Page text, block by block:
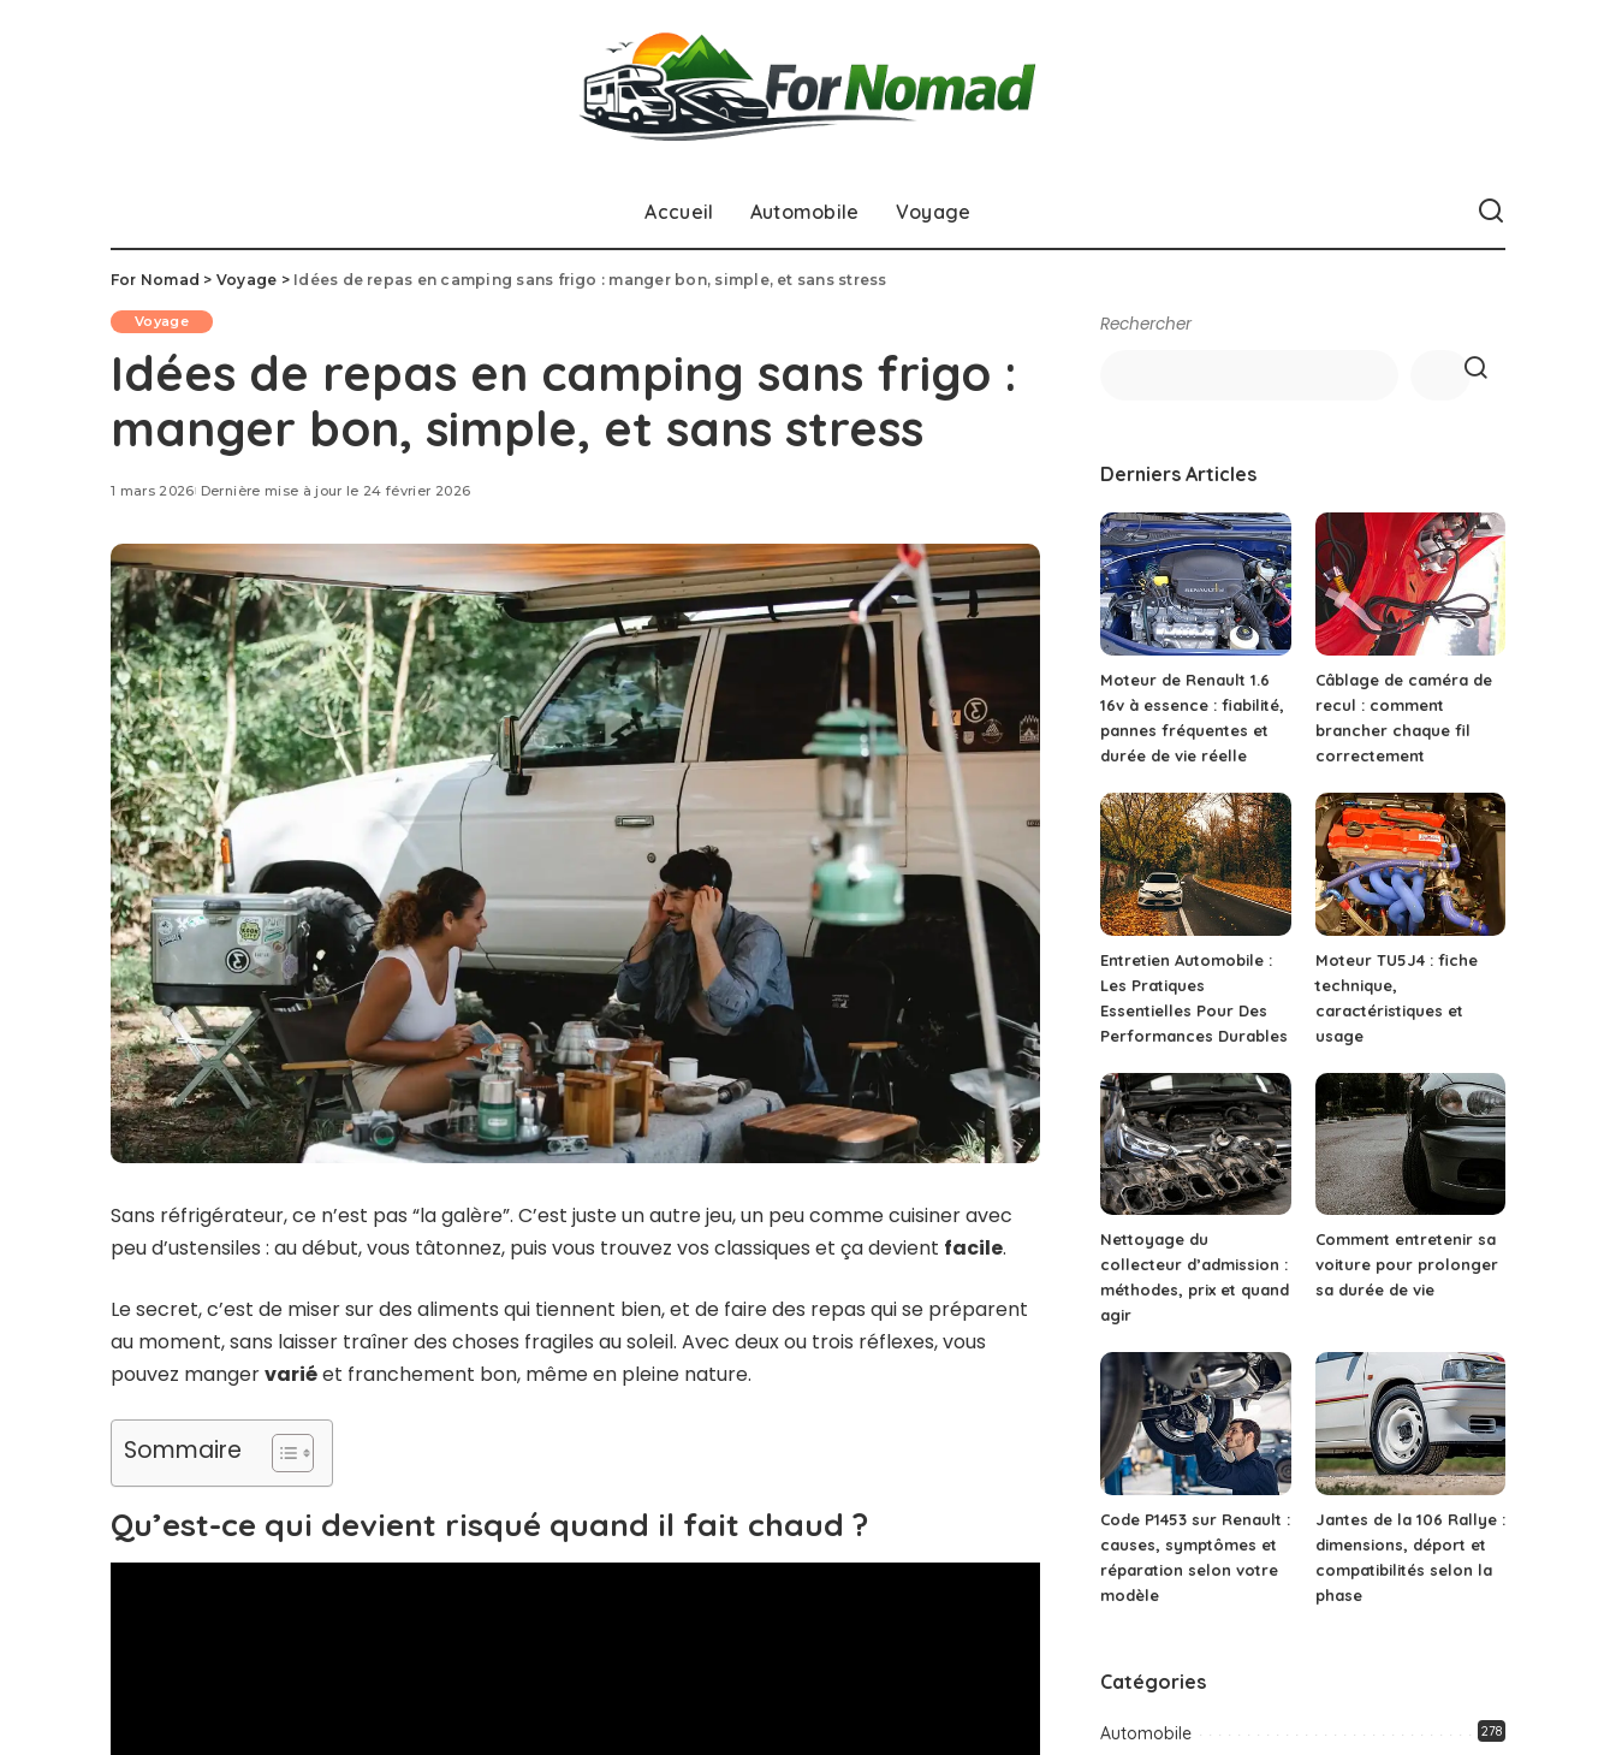
Accueil Automobile Voyage
For Nomad > Voyage > Idées de repas en camping sans frigo : manger bon, simple, et sans stress
Voyage
Idées de repas en camping sans frigo :
manger bon, simple, et sans stress
1 mars 2026 Dernière mise à jour le 24 février 2026
Sans réfrigérateur, ce n’est pas “la galère”. C’est juste un autre jeu, un peu comme cuisiner avec
peu d’ustensiles : au début, vous tâtonnez, puis vous trouvez vos classiques et ça devient facile.
Le secret, c’est de miser sur des aliments qui tiennent bien, et de faire des repas qui se préparent
au moment, sans laisser traîner des choses fragiles au soleil. Avec deux ou trois réflexes, vous
pouvez mangervariéet franchement bon, même en pleine nature.
Sommaire
Qu’est-ce qui devient risqué quand il fait chaud ?
Rechercher
Derniers Articles
Moteur de Renault 1.6
16v à essence : fiabilité,
pannes fréquentes et
durée de vie réelle
Câblage de caméra de
recul : comment
brancher chaque fil
correctement
Entretien Automobile :
Les Pratiques
Essentielles Pour Des
Performances Durables
Moteur TU5J4 : fiche
technique,
caractéristiques et
usage
Nettoyage du
collecteur d’admission :
méthodes, prix et quand
agir
Comment entretenir sa
voiture pour prolonger
sa durée de vie
Code P1453 sur Renault :
causes, symptômes et
réparation selon votre
modèle
Jantes de la 106 Rallye :
dimensions, déport et
compatibilités selon la
phase
Catégories
Automobile 278